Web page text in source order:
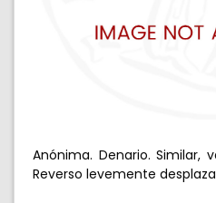
Anónima. Denario. Similar,
Reverso levemente